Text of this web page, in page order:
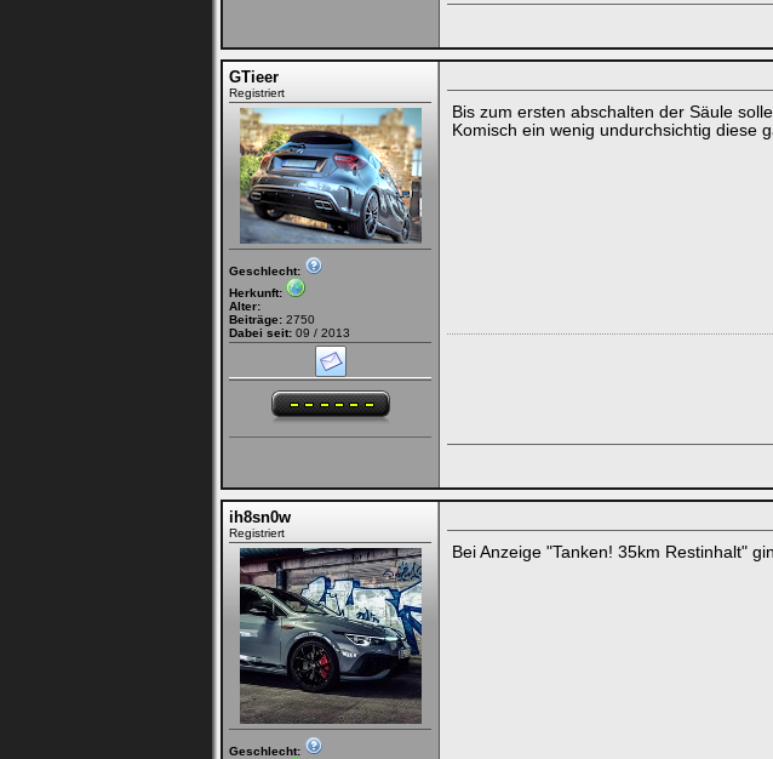
GTieer
Registriert
Geschlecht:
Herkunft:
Alter:
Beiträge: 2750
Dabei seit: 09 / 2013
Bis zum ersten abschalten der Säule
Komisch ein wenig undurchsichtig diese
ih8sn0w
Registriert
Geschlecht:
Bei Anzeige "Tanken! 35km Restinhalt"